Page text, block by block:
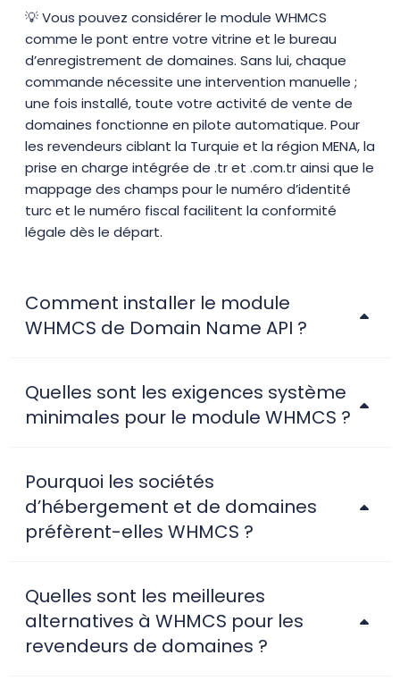
💡 Vous pouvez considérer le module WHMCS
comme le pont entre votre vitrine et le bureau
d’enregistrement de domaines. Sans lui, chaque
commande nécessite une intervention manuelle ;
une fois installé, toute votre activité de vente de
domaines fonctionne en pilote automatique. Pour
les revendeurs ciblant la Turquie et la région MENA, la
prise en charge intégrée de .tr et .com.tr ainsi que le
mappage des champs pour le numéro d’identité
turc et le numéro fiscal facilitent la conformité
légale dès le départ.
Comment installer le module
WHMCS de Domain Name API ?
Quelles sont les exigences système
minimales pour le module WHMCS ?
Pourquoi les sociétés
d’hébergement et de domaines
préfèrent-elles WHMCS ?
Quelles sont les meilleures
alternatives à WHMCS pour les
revendeurs de domaines ?